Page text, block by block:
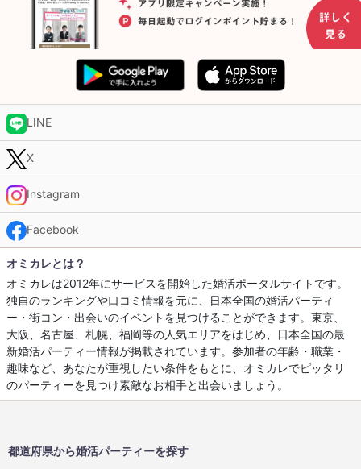
LINE
X
Instagram
Facebook
オミカレとは？
オミカレは2012年にサービスを開始した婚活ポータルサイトです。
独自のランキングや口コミ情報を元に、日本全国の婚活パーティ
ー・街コン・出会いのイベントを見つけることができます。東京、
大阪、名古屋、札幌、福岡等の人気エリアをはじめ、日本全国の最
新婚活パーティー情報が掲載されています。参加者の年齢・職業・
趣味など、あなたが重視したい条件をもとに、オミカレでピッタリ
のパーティーを見つけ素敵なお相手と出会いましょう。
都道府県から婚活パーティーを探す